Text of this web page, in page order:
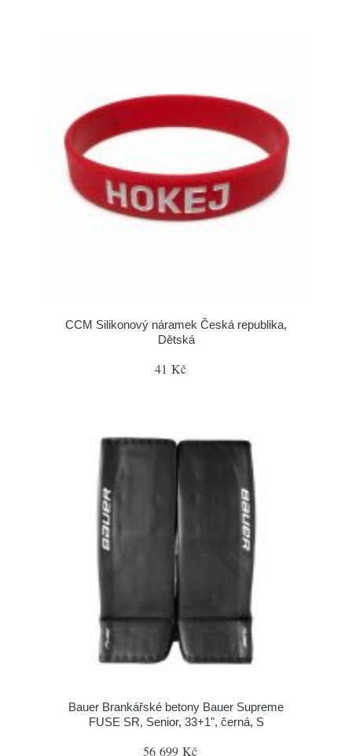
CCM Silikonový náramek Česká republika,
Dětská
41 Kč
Bauer Brankářské betony Bauer Supreme
FUSE SR, Senior, 33+1", černá, S
56 699 Kč